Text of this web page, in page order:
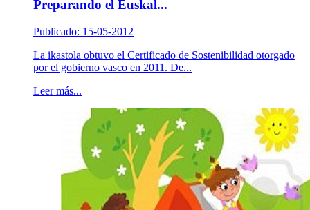
Preparando el Euskal...
Publicado: 15-05-2012
La ikastola obtuvo el Certificado de Sostenibilidad otorgado
por el gobierno vasco en 2011. De...
Leer más...